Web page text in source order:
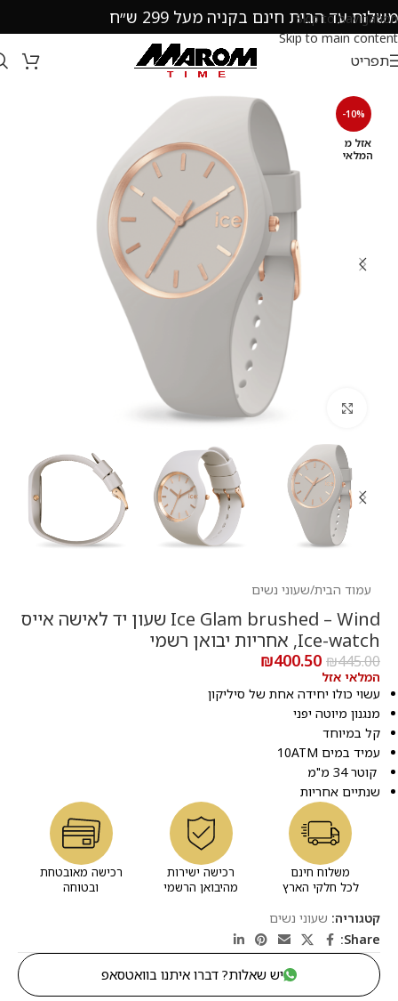
Skip to navigation
Skip to main content
משלוח עד הבית חינם בקניה מעל 299 ש״ח
תפריט
עמוד הבית/שעוני נשים
Ice Glam brushed – Wind שעון יד לאישה אייס
Ice-watch, אחריות יבואן רשמי
₪445.00
₪400.50
המלאי אזל
עשוי כולו יחידה אחת של סיליקון
מנגנון מיוטה יפני
קל במיוחד
עמיד במים 10ATM
קוטר 34 מ"מ
שנתיים אחריות
משלוח חינם
לכל חלקי הארץ
רכישה ישירות
מהיבואן הרשמי
רכישה מאובטחת
ובטוחה
קטגוריה: שעוני נשים
Share:
יש שאלות? דברו איתנו בוואטסאפ
-10%
אזל מ
המלאי
לחץ להגדלה